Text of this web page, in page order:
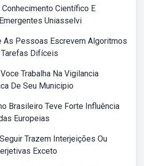
Científico E
Uniasselvi
As Pessoas Escrevem Algoritmos
Difíceis
Trabalha Na Vigilancia
De Seu Municipio
Brasileiro Teve Forte Influência
Europeias
Trazem Interjeições Ou
Exceto